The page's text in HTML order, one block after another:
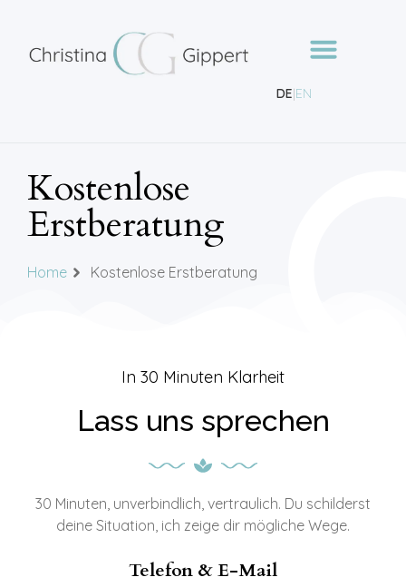
DE|EN
Kostenlose
Erstberatung
Home Kostenlose Erstberatung
In 30 Minuten Klarheit
Lass uns sprechen
30 Minuten, unverbindlich, vertraulich. Du schilderst
deine Situation, ich zeige dir mögliche Wege.
Telefon & E-Mail